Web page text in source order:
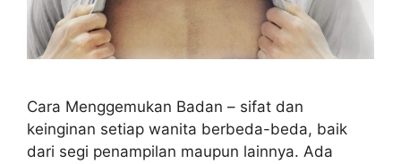
Cara Menggemukan Badan – sifat dan
keinginan setiap wanita berbeda-beda, baik
dari segi penampilan maupun lainnya. Ada